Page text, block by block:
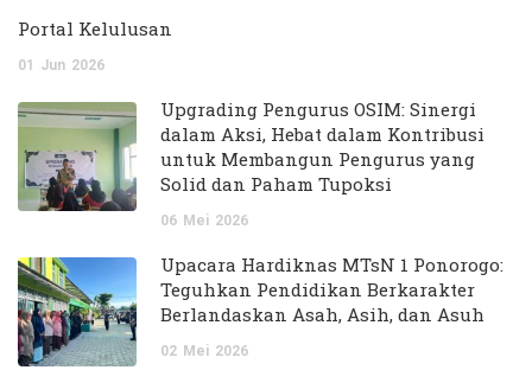
Portal Kelulusan
01 Jun 2026
Upgrading Pengurus OSIM: Sinergi
dalam Aksi, Hebat dalam Kontribusi
untuk Membangun Pengurus yang
Solid dan Paham Tupoksi
06 Mei 2026
Upacara Hardiknas MTsN 1 Ponorogo:
Teguhkan Pendidikan Berkarakter
Berlandaskan Asah, Asih, dan Asuh
02 Mei 2026